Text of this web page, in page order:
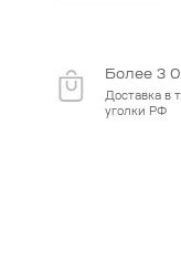
Более 3
Доставка в
уголки РФ